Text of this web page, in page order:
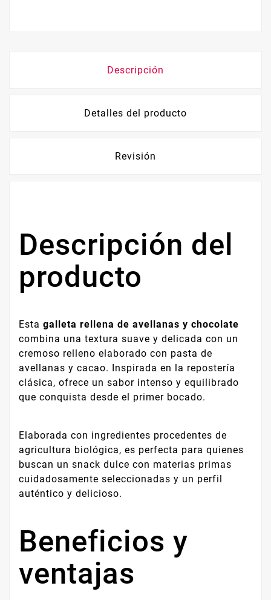
Descripción
Detalles del producto
Revisión
Descripción del
producto
Esta galleta rellena de avellanas y chocolate
combina una textura suave y delicada con un
cremoso relleno elaborado con pasta de
avellanas y cacao. Inspirada en la repostería
clásica, ofrece un sabor intenso y equilibrado
que conquista desde el primer bocado.
Elaborada con ingredientes procedentes de
agricultura biológica, es perfecta para quienes
buscan un snack dulce con materias primas
cuidadosamente seleccionadas y un perfil
auténtico y delicioso.
Beneficios y
ventajas